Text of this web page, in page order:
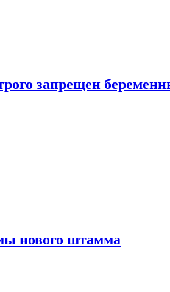
запрещен
нового штамма